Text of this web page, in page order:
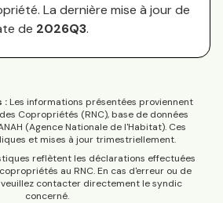
La dernière mise à jour de
de 2026Q3.
: Les informations présentées proviennent
Copropriétés (RNC), base de données
(Agence Nationale de l'Habitat). Ces
et mises à jour trimestriellement.
reflètent les déclarations effectuées
au RNC. En cas d'erreur ou de
veuillez contacter directement le syndic
concerné.